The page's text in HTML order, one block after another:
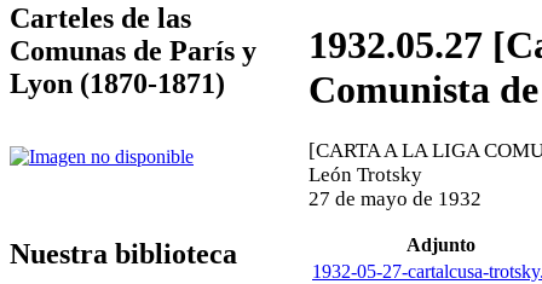
Carteles de las
Comunas de París y
Lyon (1870-1871)
Nuestra biblioteca
1932.05.27
Comunista
[CARTA A LA LIGA
León Trotsky
27 de mayo de 1932
Adjunto
1932-05-27-cartalcusa-